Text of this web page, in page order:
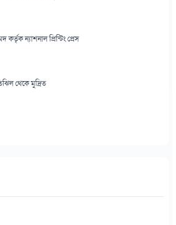
ন্যাশনাল প্রিন্টিং প্রেস
থেকে মুদ্রিত